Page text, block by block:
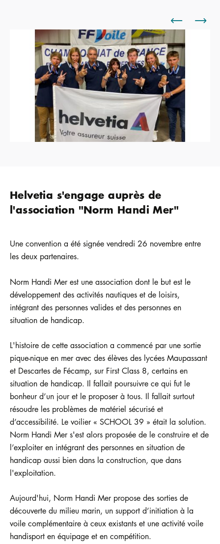
Helvetia s'engage auprès de
l'association "Norm Handi Mer"
Une convention a été signée vendredi 26 novembre entre
les deux partenaires.
Norm Handi Mer est une association dont le but est le
développement des activités nautiques et de loisirs,
intégrant des personnes valides et des personnes en
situation de handicap.
L'histoire de cette association a commencé par une sortie
pique-nique en mer avec des élèves des lycées Maupassant
et Descartes de Fécamp, sur First Class 8, certains en
situation de handicap. Il fallait poursuivre ce qui fut le
bonheur d’un jour et le proposer à tous. Il fallait surtout
résoudre les problèmes de matériel sécurisé et
d’accessibilité. Le voilier « SCHOOL 39 » était la solution.
Norm Handi Mer s'est alors proposée de le construire et de
l’exploiter en intégrant des personnes en situation de
handicap aussi bien dans la construction, que dans
l'exploitation.
Aujourd'hui, Norm Handi Mer propose des sorties de
découverte du milieu marin, un support d’initiation à la
voile complémentaire à ceux existants et une activité voile
handisport en équipage et en compétition.